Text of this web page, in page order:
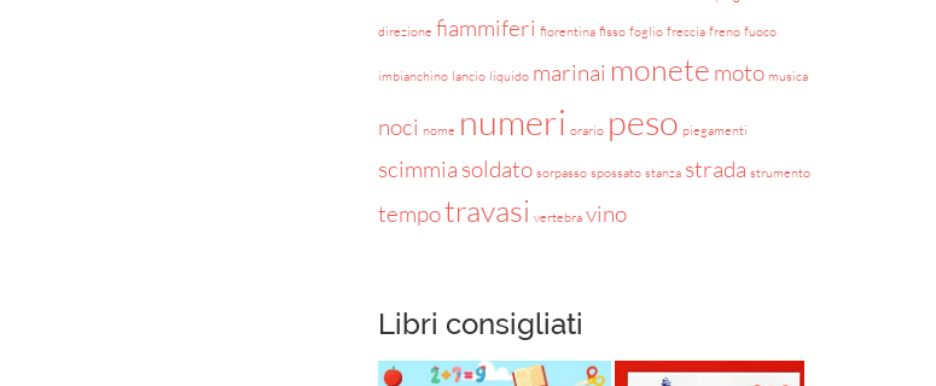
direzione fiammiferi fiorentina fisso foglio freccia freno fuoco
imbianchino lancio liquido marinai monete moto musica
noci nome numeri orario peso piegamenti
scimmia soldato sorpasso spossato stanza strada strumento
tempotravasi vertebra vino
Libri consigliati